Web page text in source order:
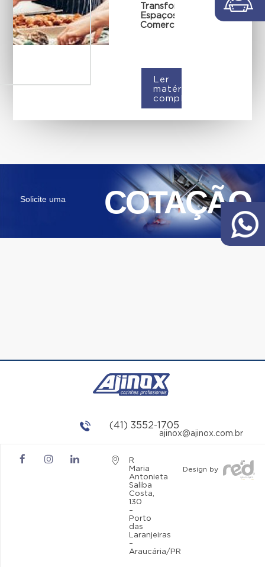
Transformando
Espaços
Comerciais
Ler
matéria
completa
Solicite uma COTAÇÃO
(41) 3552-1705
ajinox@ajinox.com.br
R
Maria
Antonieta
Saliba
Costa,
130
–
Porto
das
Laranjeiras
–
Araucária/PR
Design by